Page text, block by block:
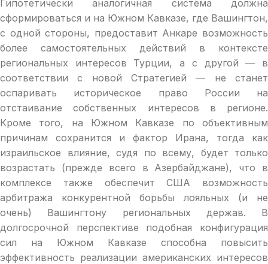
Гипотетически аналогичная система должна
сформироваться и на Южном Кавказе, где Вашингтон,
с одной стороны, предоставит Анкаре возможность
более самостоятельных действий в контексте
региональных интересов Турции, а с другой — в
соответствии с новой Стратегией — не станет
оспаривать историческое право России на
отстаивание собственных интересов в регионе.
Кроме того, на Южном Кавказе по объективным
причинам сохранится и фактор Ирана, тогда как
израильское влияние, судя по всему, будет только
возрастать (прежде всего в Азербайджане), что в
комплексе также обеспечит США возможность
арбитража конкурентной борьбы лояльных (и не
очень) Вашингтону региональных держав. В
долгосрочной перспективе подобная конфигурация
сил на Южном Кавказе способна повысить
эффективность реализации американских интересов